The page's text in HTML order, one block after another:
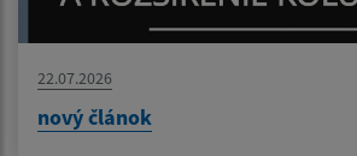
22.07.2026
nový článok